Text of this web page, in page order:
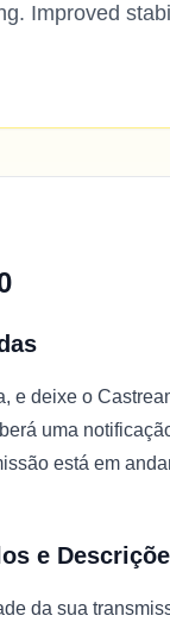
Improved
e deixe o
uma
está em
e
da sua